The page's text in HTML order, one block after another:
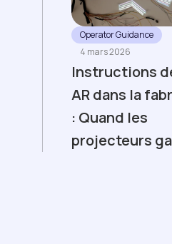
Operator Guidance
4 mars 2026
Instructions
AR dans la
: Quand les
projecteurs